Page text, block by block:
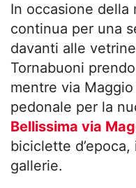
In occasione della
continua per una
davanti alle
Tornabuoni
mentre via
pedonale per la
Bellissima via
biciclette
gallerie.